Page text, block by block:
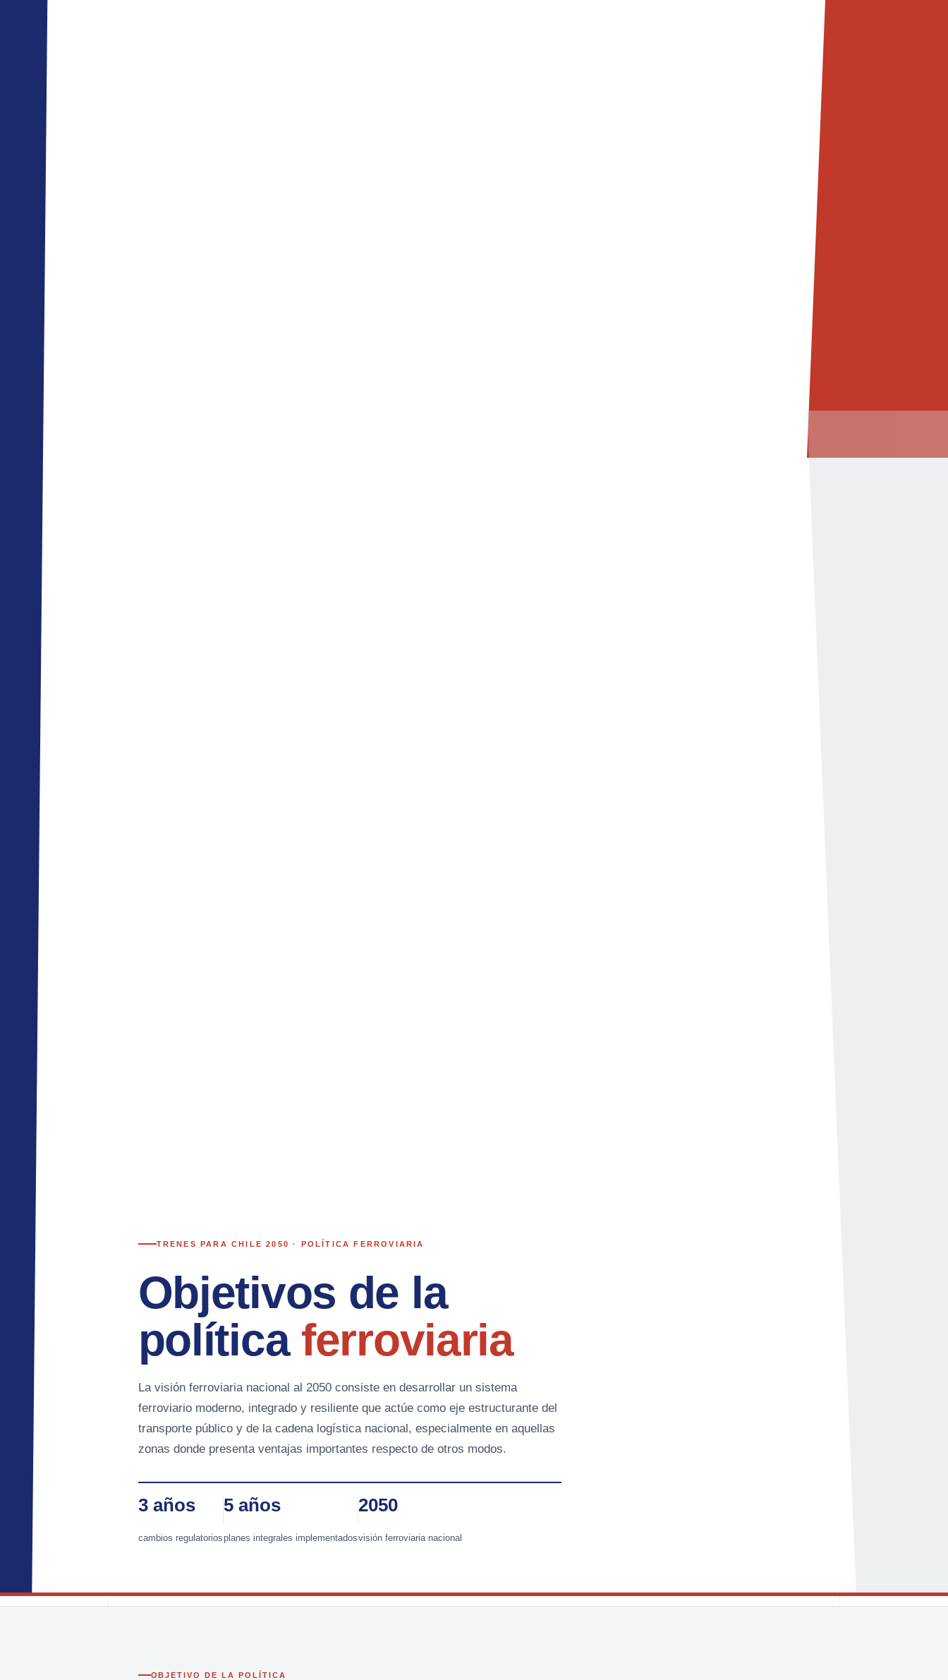
TRENES PARA CHILE 2050 · POLÍTICA FERROVIARIA
Objetivos de la
política ferroviaria
La visión ferroviaria nacional al 2050 consiste en desarrollar un sistema
ferroviario moderno, integrado y resiliente que actúe como eje estructurante del
transporte público y de la cadena logística nacional, especialmente en aquellas
zonas donde presenta ventajas importantes respecto de otros modos.
3 años
cambios regulatorios
5 años
planes integrales implementados
2050
visión ferroviaria nacional
OBJETIVO DE LA POLÍTICA